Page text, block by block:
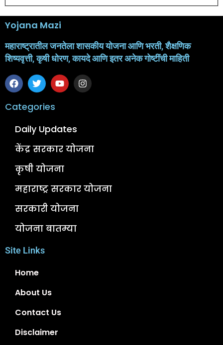
Yojana Mazi
महाराष्ट्रातील जनतेला शासकीय योजना आणि भरती, शैक्षणिक
शिष्यवृत्ती, कृषी धोरण, कायदे आणि इतर अनेक गोष्टींची माहिती
Categories
Daily Updates
केंद्र सरकार योजना
कृषी योजना
महाराष्ट्र सरकार योजना
सरकारी योजना
योजना बातम्या
Site Links
Home
About Us
Contact Us
Disclaimer